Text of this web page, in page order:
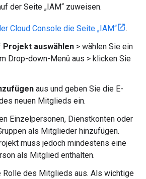
der Seite „IAM“ zuweisen.
Cloud Console die Seite „IAM“
.
Projekt auswählen > wählen Sie ein
Drop-down-Menü aus > klicken Sie
aus und geben Sie die E-
neuen Mitglieds ein.
Einzelpersonen, Dienstkonten oder
als Mitglieder hinzufügen.
muss jedoch mindestens eine
als Mitglied enthalten.
Rolle des Mitglieds aus. Als wichtige